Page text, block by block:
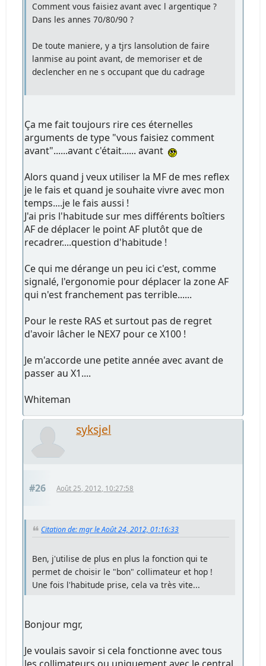
Comment vous faisiez avant avec l argentique ?
Dans les annes 70/80/90 ?
De toute maniere, y a tjrs lansolution de faire
lanmise au point avant, de memoriser et de
declencher en ne s occupant que du cadrage
Ça me fait toujours rire ces éternelles
arguments de type "vous faisiez comment
avant"......avant c'était...... avant
Alors quand j veux utiliser la MF de mes reflex
je le fais et quand je souhaite vivre avec mon
temps....je le fais aussi !
J'ai pris l'habitude sur mes différents boîtiers
AF de déplacer le point AF plutôt que de
recadrer....question d'habitude !
Ce qui me dérange un peu ici c'est, comme
signalé, l'ergonomie pour déplacer la zone AF
qui n'est franchement pas terrible......
Pour le reste RAS et surtout pas de regret
d'avoir lâcher le NEX7 pour ce X100 !
Je m'accorde une petite année avec avant de
passer au X1....
Whiteman
syksjel
#26 Août 25, 2012, 10:27:58
Citation de: mgr le Août 24, 2012, 01:16:33
Ben, j'utilise de plus en plus la fonction qui te
permet de choisir le "bon" collimateur et hop !
Une fois l'habitude prise, cela va très vite...
Bonjour mgr,
Je voulais savoir si cela fonctionne avec tous